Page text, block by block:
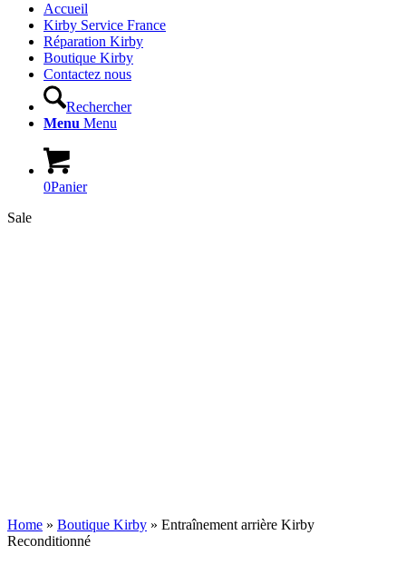
Accueil
Kirby Service France
Réparation Kirby
Boutique Kirby
Contactez nous
Rechercher
Menu Menu
0Panier
Sale
Home » Boutique Kirby » Entraînement arrière Kirby
Reconditionné